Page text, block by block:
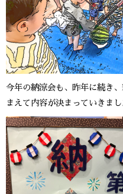
今年の納涼会も、昨年に続き
まえて内容が決まっていきまし